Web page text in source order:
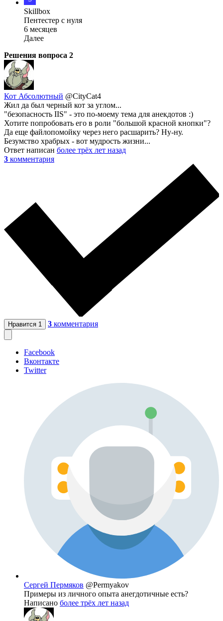
Skillbox
Пентестер с нуля
6 месяцев
Далее
Решения вопроса 2
Кот Абсолютный @CityCat4
Жил да был черный кот за углом...
"безопасность IIS" - это по-моему тема для анекдотов :)
Хотите попробовать его в роли "большой красной кнопки"?
Да еще файлопомойку через него расшарить? Ну-ну.
Безумство храбрых - вот мудрость жизни...
Ответ написан более трёх лет назад
3 комментария
Нравится 1 3 комментария
Facebook
Вконтакте
Twitter
Сергей Пермяков @Permyakov
Примеры из личного опыта анегдотичные есть?
Написано более трёх лет назад